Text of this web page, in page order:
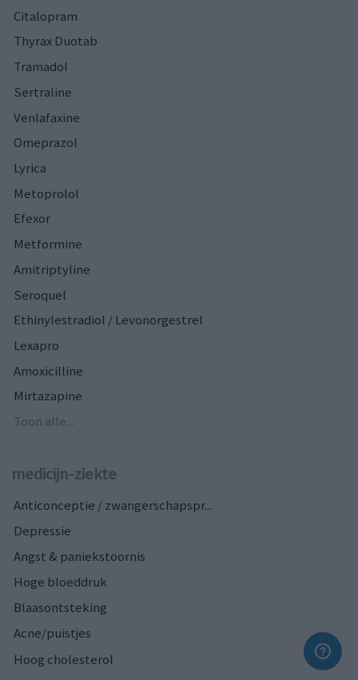
Citalopram
Thyrax Duotab
Tramadol
Sertraline
Venlafaxine
Omeprazol
Lyrica
Metoprolol
Efexor
Metformine
Amitriptyline
Seroquel
Ethinylestradiol / Levonorgestrel
Lexapro
Amoxicilline
Mirtazapine
Toon alle...
medicijn-ziekte
Anticonceptie / zwangerschapspr...
Depressie
Angst & paniekstoornis
Hoge bloeddruk
Blaasontsteking
Acne/puistjes
Hoog cholesterol